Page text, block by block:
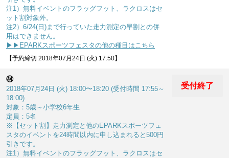
注1）無料イベントのフラッグフット、ラクロスはセ
ット割対象外。
注2）6/24(日)まで行っていた走力測定の早割との併
用はできません。
▶▶EPARKスポーツフェスタの他の種目はこちら
【予約締切 2018年07月24日 (火) 17:50】
㊹
2018年07月24日 (火) 18:00〜18:20 (受付時間 17:55～
18:00)
対象：5歳～小学校6年生
定員：5名
※【セット割】走力測定と他のEPARKスポーツフェ
スタのイベントを24時間以内に申し込まれると500円
引きです。
注1）無料イベントのフラッグフット、ラクロスはセ
受付終了